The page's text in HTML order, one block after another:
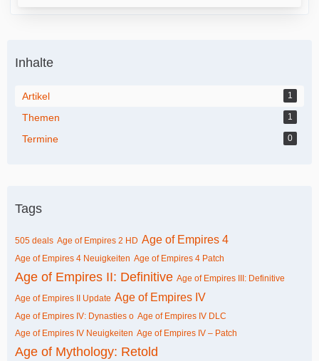
Inhalte
Artikel 1
Themen 1
Termine 0
Tags
505 deals Age of Empires 2 HD Age of Empires 4
Age of Empires 4 Neuigkeiten Age of Empires 4 Patch
Age of Empires II: Definitive Age of Empires III: Definitive
Age of Empires II Update Age of Empires IV
Age of Empires IV: Dynasties o Age of Empires IV DLC
Age of Empires IV Neuigkeiten Age of Empires IV – Patch
Age of Mythology: Retold